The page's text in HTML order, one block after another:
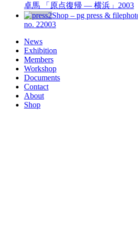
卓馬 「原点復帰 — 横浜」 2003
Shop – pg press & file
no. 22003
News
Exhibition
Members
Workshop
Documents
Contact
About
Shop